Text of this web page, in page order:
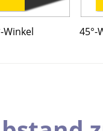
Winkel 45°-